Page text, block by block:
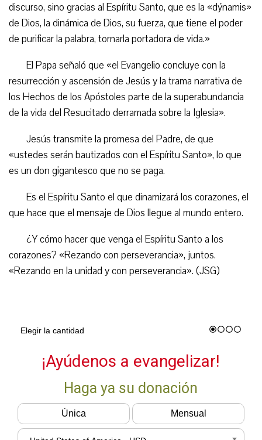
discurso, sino gracias al Espíritu Santo, que es la «dýnamis»
de Dios, la dinámica de Dios, su fuerza, que tiene el poder
de purificar la palabra, tornarla portadora de vida.»
El Papa señaló que «el Evangelio concluye con la
resurrección y ascensión de Jesús y la trama narrativa de
los Hechos de los Apóstoles parte de la superabundancia
de la vida del Resucitado derramada sobre la Iglesia».
Jesús transmite la promesa del Padre, de que
«ustedes serán bautizados con el Espíritu Santo», lo que
es un don gigantesco que no se paga.
Es el Espíritu Santo el que dinamizará los corazones, el
que hace que el mensaje de Dios llegue al mundo entero.
¿Y cómo hacer que venga el Espíritu Santo a los
corazones? «Rezando con perseverancia», juntos.
«Rezando en la unidad y con perseverancia». (JSG)